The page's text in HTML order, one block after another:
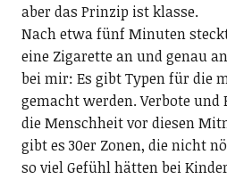
aber das Prinzip ist klasse.
Nach etwa fünf Minuten
eine Zigarette an und genau
bei mir: Es gibt Typen für die
gemacht werden. Verbote
die Menschheit vor diesen
gibt es 30er Zonen, die nicht
so viel Gefühl hätten bei